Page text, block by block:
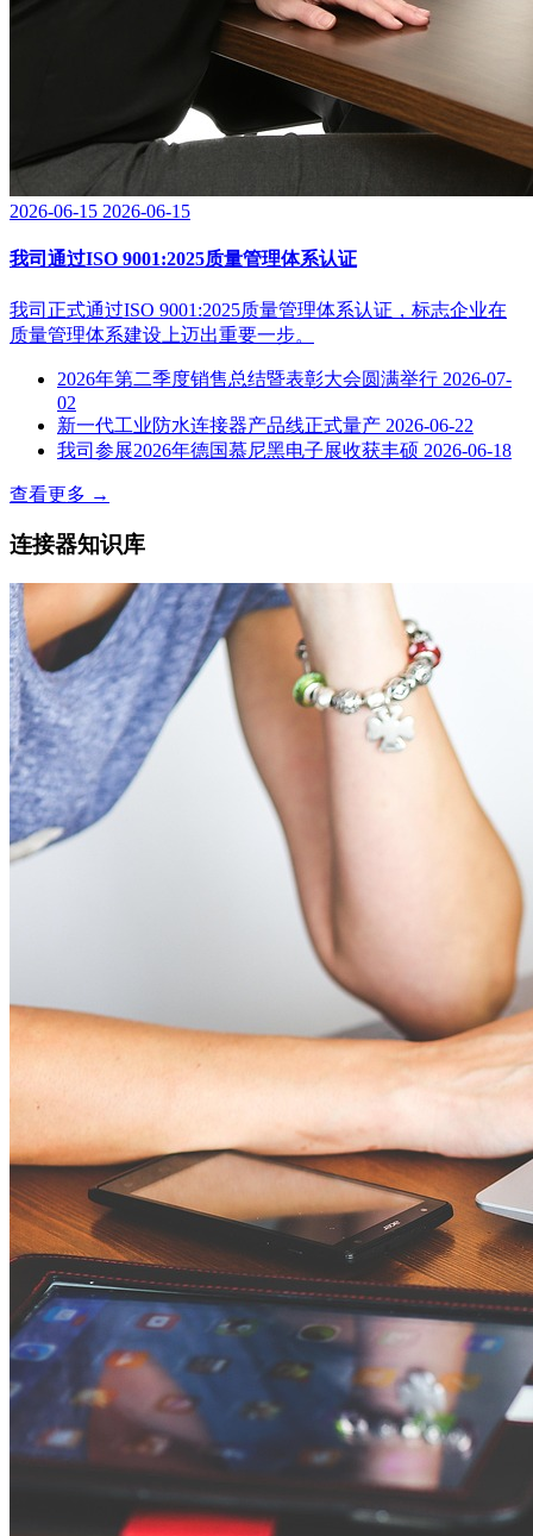
2026-06-15 2026-06-15
我司通过ISO 9001:2025质量管理体系认证
我司正式通过ISO 9001:2025质量管理体系认证，标志企业在
质量管理体系建设上迈出重要一步。
2026年第二季度销售总结暨表彰大会圆满举行 2026-07-
02
新一代工业防水连接器产品线正式量产 2026-06-22
我司参展2026年德国慕尼黑电子展收获丰硕 2026-06-18
查看更多 →
连接器知识库